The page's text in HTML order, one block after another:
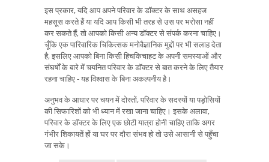
इस प्रकार, यदि आप अपने परिवार के डॉक्टर के साथ असहज
महसूस करते हैं या यदि आप किसी भी तरह से उस पर भरोसा नहीं
कर सकते हैं, तो आपको किसी अन्य डॉक्टर से संपर्क करना चाहिए।
चूँकि एक पारिवारिक चिकित्सक मनोवैज्ञानिक मुद्दों पर भी सलाह देता
है, इसलिए आपको बिना किसी हिचकिचाहट के अपनी समस्याओं और
संघर्षों के बारे में चयनित परिवार के डॉक्टर से बात करने के लिए तैयार
रहना चाहिए - यह विश्वास के बिना अकल्पनीय है।
अनुभव के आधार पर चयन में दोस्तों, परिवार के सदस्यों या पड़ोसियों
की सिफारिशों को भी ध्यान में रखा जाना चाहिए। इसके अलावा,
परिवार के डॉक्टर के लिए एक छोटी यात्रा होनी चाहिए ताकि अगर
गंभीर शिकायतें हों या घर पर दौरा संभव हो तो उसे आसानी से पहुँचा
जा सके।